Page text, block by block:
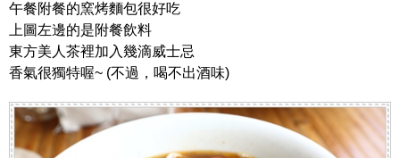
午餐附餐的窯烤麵包很好吃
上圖左邊的是附餐飲料
東方美人茶裡加入幾滴威士忌
香氣很獨特喔~ (不過，喝不出酒味)